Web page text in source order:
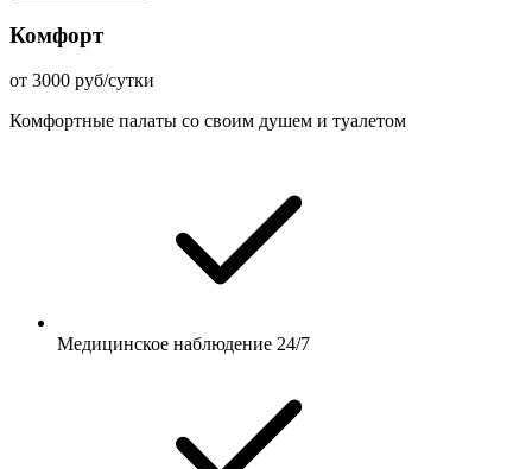
Комфорт
от 3000 руб/сутки
Комфортные палаты со своим душем и туалетом
Медицинское наблюдение 24/7